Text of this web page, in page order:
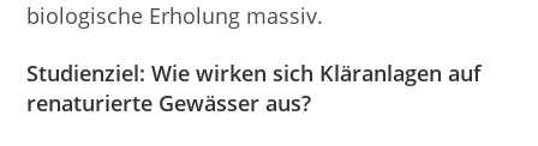
biologische Erholung massiv.
Studienziel: Wie wirken sich Kläranlagen auf
renaturierte Gewässer aus?